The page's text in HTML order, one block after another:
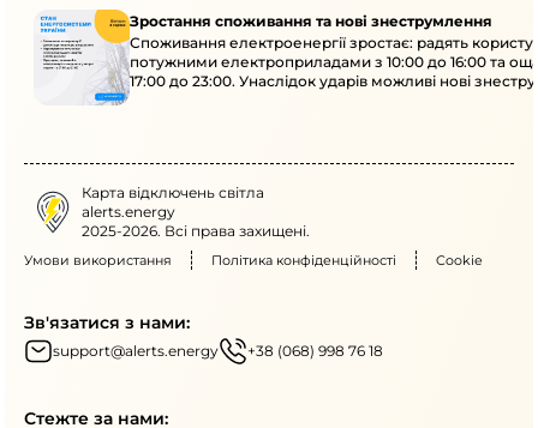
Зростання споживання та нові знеструмлення
Споживання електроенергії зростає: радять
потужними електроприладами з 10:00 до 16:00 та
17:00 до 23:00. Унаслідок ударів можливі нові
Карта відключень світла
alerts.energy
2025-2026. Всі права захищені.
Умови використання Політика конфіденційності Cookie
Зв'язатися з нами:
support@alerts.energy +38 (068) 998 76 18
Стежте за нами: